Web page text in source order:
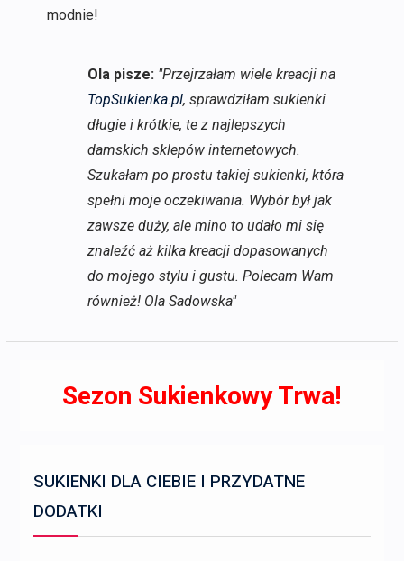
modnie!
Ola pisze: "Przejrzałam wiele kreacji na
TopSukienka.pl, sprawdziłam sukienki
długie i krótkie, te z najlepszych
damskich sklepów internetowych.
Szukałam po prostu takiej sukienki, która
spełni moje oczekiwania. Wybór był jak
zawsze duży, ale mino to udało mi się
znaleźć aż kilka kreacji dopasowanych
do mojego stylu i gustu. Polecam Wam
również! Ola Sadowska"
Sezon Sukienkowy Trwa!
SUKIENKI DLA CIEBIE I PRZYDATNE
DODATKI